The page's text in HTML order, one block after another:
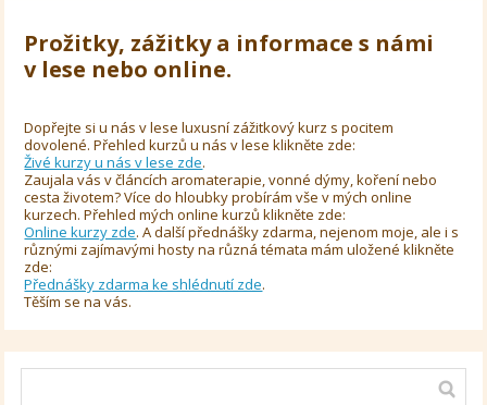
Prožitky, zážitky a informace s námi
v lese nebo online.
Dopřejte si u nás v lese luxusní zážitkový kurz s pocitem
dovolené. Přehled kurzů u nás v lese klikněte zde:
Živé kurzy u nás v lese zde.
Zaujala vás v článcích aromaterapie, vonné dýmy, koření nebo
cesta životem? Více do hloubky probírám vše v mých online
kurzech. Přehled mých online kurzů klikněte zde:
Online kurzy zde. A další přednášky zdarma, nejenom moje, ale i s
různými zajímavými hosty na různá témata mám uložené klikněte
zde:
Přednášky zdarma ke shlédnutí zde.
Těším se na vás.